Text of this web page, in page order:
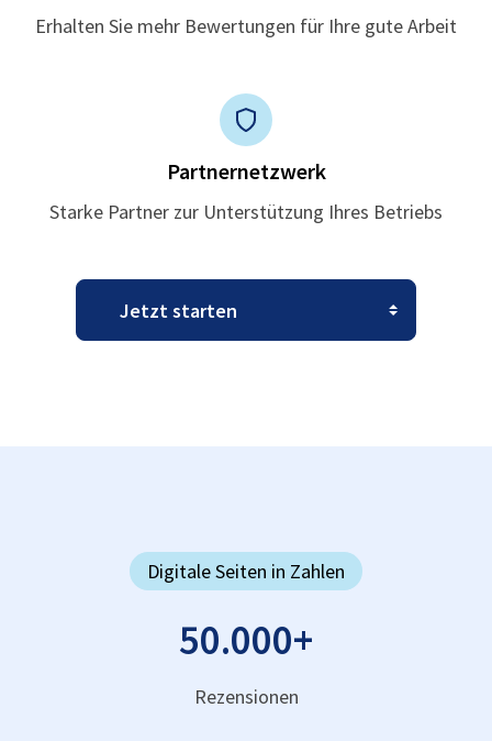
Erhalten Sie mehr Bewertungen für Ihre gute Arbeit
Partnernetzwerk
Starke Partner zur Unterstützung Ihres Betriebs
Digitale Seiten in Zahlen
50.000+
Rezensionen